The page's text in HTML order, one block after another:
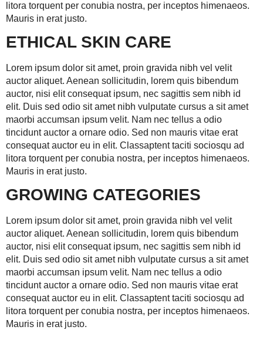
litora torquent per conubia nostra, per inceptos himenaeos.
Mauris in erat justo.
ETHICAL SKIN CARE
Lorem ipsum dolor sit amet, proin gravida nibh vel velit
auctor aliquet. Aenean sollicitudin, lorem quis bibendum
auctor, nisi elit consequat ipsum, nec sagittis sem nibh id
elit. Duis sed odio sit amet nibh vulputate cursus a sit amet
maorbi accumsan ipsum velit. Nam nec tellus a odio
tincidunt auctor a ornare odio. Sed non mauris vitae erat
consequat auctor eu in elit. Classaptent taciti sociosqu ad
litora torquent per conubia nostra, per inceptos himenaeos.
Mauris in erat justo.
GROWING CATEGORIES
Lorem ipsum dolor sit amet, proin gravida nibh vel velit
auctor aliquet. Aenean sollicitudin, lorem quis bibendum
auctor, nisi elit consequat ipsum, nec sagittis sem nibh id
elit. Duis sed odio sit amet nibh vulputate cursus a sit amet
maorbi accumsan ipsum velit. Nam nec tellus a odio
tincidunt auctor a ornare odio. Sed non mauris vitae erat
consequat auctor eu in elit. Classaptent taciti sociosqu ad
litora torquent per conubia nostra, per inceptos himenaeos.
Mauris in erat justo.